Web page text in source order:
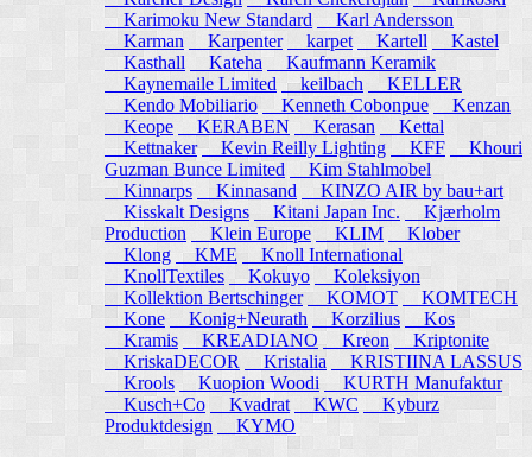
Karimoku New Standard
Karl Andersson
Karman
Karpenter karpet Kartell
Kastel
Kasthall
Kateha
Kaufmann Keramik
Kaynemaile Limited keilbach
KELLER
Kendo Mobiliario
Kenneth Cobonpue
Kenzan
Keope
KERABEN Kerasan
Kettal
Kettnaker Kevin Reilly Lighting KFF
Khouri
Guzman Bunce Limited
Kim Stahlmobel
Kinnarps
Kinnasand
KINZO AIR by bau+art
Kisskalt Designs
Kitani Japan Inc.
Kjærholm
Production
Klein Europe KLIM
Klober
Klong
KME
Knoll International
KnollTextiles
Kokuyo
Koleksiyon
Kollektion Bertschinger KOMOT
KOMTECH
Kone
Konig+Neurath Korzilius
Kos
Kramis
KREADIANO Kreon
Kriptonite
KriskaDECOR
Kristalia
KRISTIINA LASSUS
Krools
Kuopion Woodi
KURTH Manufaktur
Kusch+Co
Kvadrat KWC
Kyburz
Produktdesign
KYMO